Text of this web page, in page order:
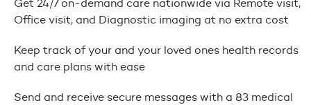
Get 24/7 on-demand care nationwide via Remote visit,
Office visit, and Diagnostic imaging at no extra cost
Keep track of your and your loved ones health records
and care plans with ease
Send and receive secure messages with a 83 medical